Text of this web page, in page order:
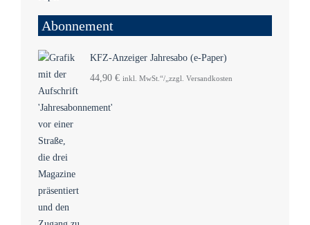
Abonnement
KFZ-Anzeiger Jahresabo (e-Paper)
44,90 € inkl. MwSt.“/„zzgl. Versandkosten